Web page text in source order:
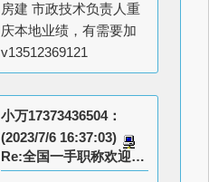
房建 市政技术负责人重
庆本地业绩，有需要加
v13512369121
小万17373436504：
(2023/7/6 16:37:03)
Re:全国一手职称欢迎咨询